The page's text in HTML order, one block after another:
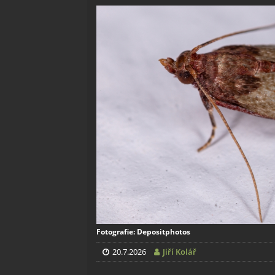
Fotografie: Depositphotos
20.7.2026 Jiří Kolář